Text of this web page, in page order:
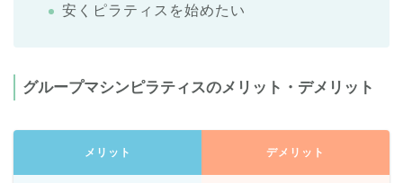
安くピラティスを始めたい
グループマシンピラティスのメリット・デメリット
メリット デメリット